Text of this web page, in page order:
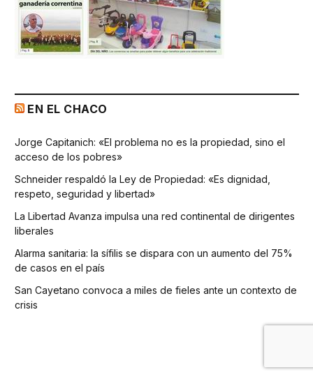
EN EL CHACO
Jorge Capitanich: «El problema no es la propiedad, sino el
acceso de los pobres»
Schneider respaldó la Ley de Propiedad: «Es dignidad,
respeto, seguridad y libertad»
La Libertad Avanza impulsa una red continental de dirigentes
liberales
Alarma sanitaria: la sífilis se dispara con un aumento del 75%
de casos en el país
San Cayetano convoca a miles de fieles ante un contexto de
crisis